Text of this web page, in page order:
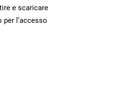
e scaricare
l’accesso